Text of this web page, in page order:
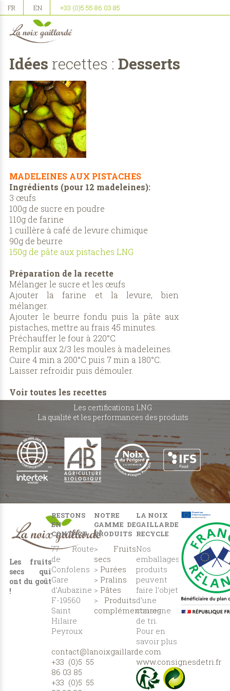
FR EN +33 (0)5 55 86 03 85
Idées recettes : Desserts
MADELEINES AUX PISTACHES
Ingrédients (pour 12 madeleines):
3 œufs
100g de sucre en poudre
110g de farine
1 cuillère à café de levure chimique
90g de beurre
150g de pâte aux pistaches LNG
Préparation de la recette
Mélanger le sucre et les œufs
Ajouter la farine et la levure, bien
mélanger.
Ajouter le beurre fondu puis la pâte aux
pistaches, mettre au frais 45 minutes.
Préchauffer le four à 220°C
Remplir aux 2/3 les moules à madeleines.
Cuire 4 min a 200°C puis 7 min a 180°C.
Laisser refroidir puis démouler.
Voir toutes les recettes
Les certifications LNG
La qualité et les performances des produits
Les fruits
secs qui
ont du goût
!
RESTONS
EN
CONTACT
77 Route
de
Confolens
Gare
d’Aubazine
F-19560
Saint
Hilaire
Peyroux
contact@lanoixgaillarde.com
+33 (0)5 55
86 03 85
+33 (0)5 55
NOTRE
GAMME DE
PRODUITS
> Fruits
secs
> Purées
> Pralins
> Pâtes
> Produits
complémentaires
LA NOIX
GAILLARDE
RECYCLE
Nos
emballages
produits
peuvent
faire l’objet
d’une
consigne
de tri.
Pour en
savoir plus
:
www.consignesdetri.fr